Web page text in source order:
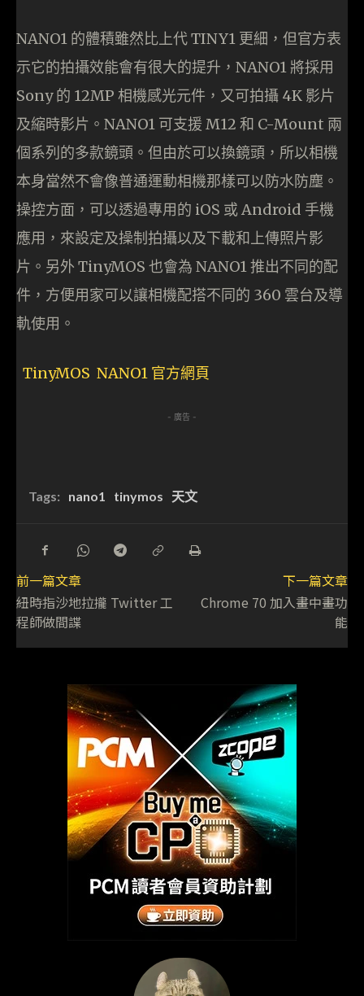
NANO1 的體積雖然比上代 TINY1 更細，但官方表
示它的拍攝效能會有很大的提升，NANO1 將採用
Sony 的 12MP 相機感光元件，又可拍攝 4K 影片
及縮時影片。NANO1 可支援 M12 和 C-Mount 兩
個系列的多款鏡頭。但由於可以換鏡頭，所以相機
本身當然不會像普通運動相機那樣可以防水防塵。
操控方面，可以透過專用的 iOS 或 Android 手機
應用，來設定及操制拍攝以及下載和上傳照片影
片。另外 TinyMOS 也會為 NANO1 推出不同的配
件，方便用家可以讓相機配搭不同的 360 雲台及導
軌使用。
TinyMOS NANO1 官方網頁
- 廣告 -
Tags: nano1 tinymos 天文
前一篇文章
紐時指沙地拉攏 Twitter 工
程師做間諜
下一篇文章
Chrome 70 加入畫中畫功
能